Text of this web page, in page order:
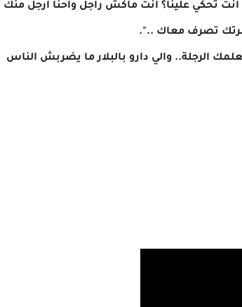
انت تحكي علينا؟ انت ماكش راجل وأحنا أرجل منك
تصرف معاك ..".
الرجلة.. والي دارو بالبلار ما يضربش الناس